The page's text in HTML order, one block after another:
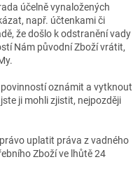
účelně vynaložených
např. účtenkami či
že došlo k odstranění vady
Nám původní Zboží vrátit,
povinností oznámit a vytknout
ji mohli zjistit, nejpozději
uplatit práva z vadného
Zboží ve lhůtě 24